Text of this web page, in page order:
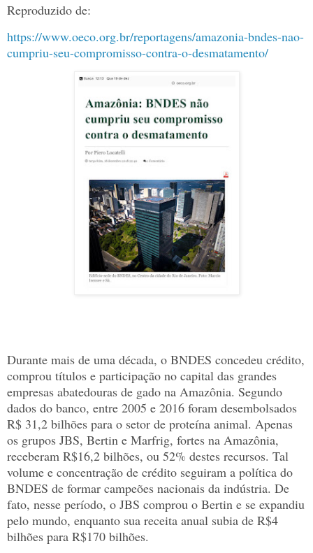
Reproduzido de:
https://www.oeco.org.br/reportagens/amazonia-bndes-nao-
cumpriu-seu-compromisso-contra-o-desmatamento/
Durante mais de uma década, o BNDES concedeu crédito,
comprou títulos e participação no capital das grandes
empresas abatedouras de gado na Amazônia. Segundo
dados do banco, entre 2005 e 2016 foram desembolsados
R$ 31,2 bilhões para o setor de proteína animal. Apenas
os grupos JBS, Bertin e Marfrig, fortes na Amazônia,
receberam R$16,2 bilhões, ou 52% destes recursos. Tal
volume e concentração de crédito seguiram a política do
BNDES de formar campeões nacionais da indústria. De
fato, nesse período, o JBS comprou o Bertin e se expandiu
pelo mundo, enquanto sua receita anual subia de R$4
bilhões para R$170 bilhões.